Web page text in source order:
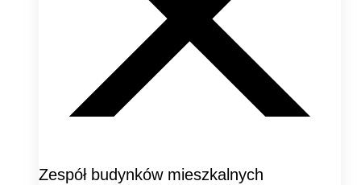
Zespół budynków mieszkalnych